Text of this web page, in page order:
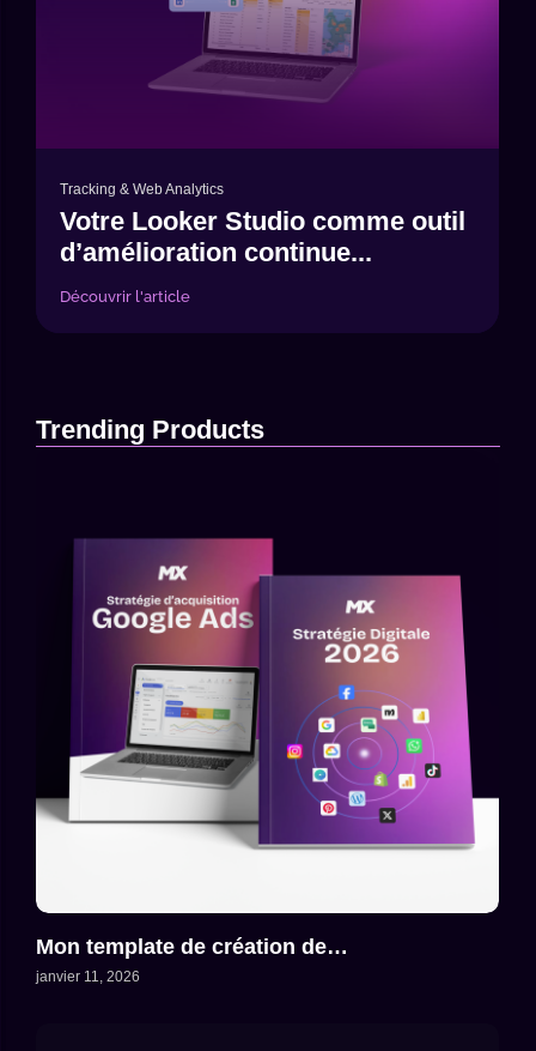
Tracking & Web Analytics
Votre Looker Studio comme outil
d’amélioration continue...
Découvrir l'article
Trending Products
Mon template de création de…
janvier 11, 2026